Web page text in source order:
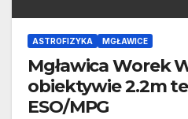
ASTROFIZYKA MGŁAWICE
Mgławica Worek
obiektywie 2.2m
ESO/MPG